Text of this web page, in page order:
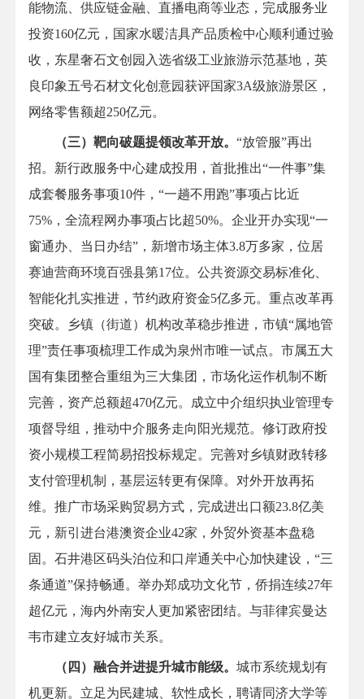
能物流、供应链金融、直播电商等业态，完成服务业
投资160亿元，国家水暖洁具产品质检中心顺利通过验
收，东星奢石文创园入选省级工业旅游示范基地，英
良印象五号石材文化创意园获评国家3A级旅游景区，
网络零售额超250亿元。
（三）靶向破题提领改革开放。 “放管服”再出
招。新行政服务中心建成投用，首批推出“一件事”集
成套餐服务事项10件，“一趟不用跑”事项占比近
75%，全流程网办事项占比超50%。企业开办实现“一
窗通办、当日办结”，新增市场主体3.8万多家，位居
赛迪营商环境百强县第17位。公共资源交易标准化、
智能化扎实推进，节约政府资金5亿多元。重点改革再
突破。乡镇（街道）机构改革稳步推进，市镇“属地管
理”责任事项梳理工作成为泉州市唯一试点。市属五大
国有集团整合重组为三大集团，市场化运作机制不断
完善，资产总额超470亿元。成立中介组织执业管理专
项督导组，推动中介服务走向阳光规范。修订政府投
资小规模工程简易招投标规定。完善对乡镇财政转移
支付管理机制，基层运转更有保障。对外开放再拓
维。推广市场采购贸易方式，完成进出口额23.8亿美
元，新引进台港澳资企业42家，外贸外资基本盘稳
固。石井港区码头泊位和口岸通关中心加快建设，“三
条通道”保持畅通。举办郑成功文化节，侨捐连续27年
超亿元，海内外南安人更加紧密团结。与菲律宾曼达
韦市建立友好城市关系。
（四）融合并进提升城市能级。 城市系统规划有
机更新。立足为民建城、软性成长，聘请同济大学等